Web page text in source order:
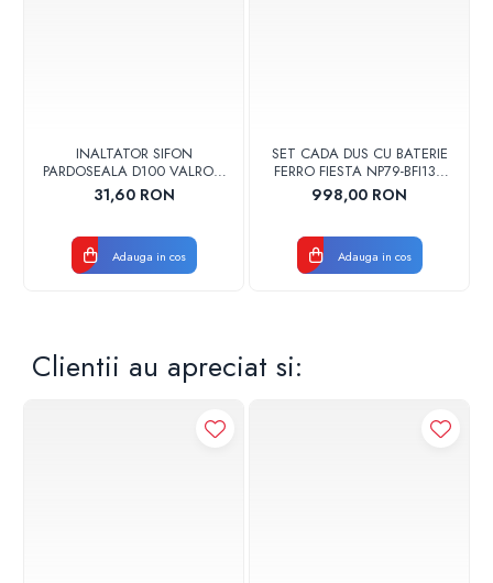
INALTATOR SIFON
PARDOSEALA D100 VALROM
17001900004
31,60 RON
Adauga in cos
SET CADA DUS CU BATERIE
FERRO FIESTA NP79-BFI13U
CROM
998,00 RON
Adauga in cos
Clientii au apreciat si: